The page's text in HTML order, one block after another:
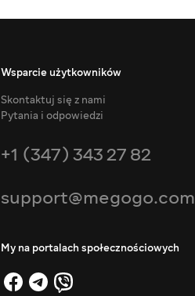
Wsparcie użytkowników
Skontaktuj się z nami
Pytania i odpowiedzi
+1 (347) 343 27 82
support@megogo.com
My na portalach społecznościowych